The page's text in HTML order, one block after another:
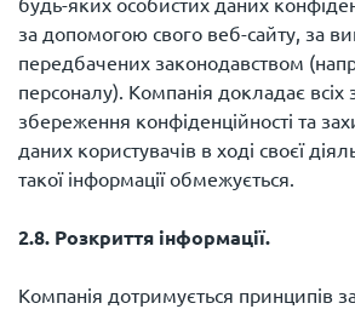
за допомогою свого веб-сайту, за
передбачених законодавством
персоналу). Компанія докладає всіх
збереження конфіденційності та
даних користувачів в ході своєї
такої інформації обмежується.
2.8. Розкриття інформації.
Компанія дотримується принципів